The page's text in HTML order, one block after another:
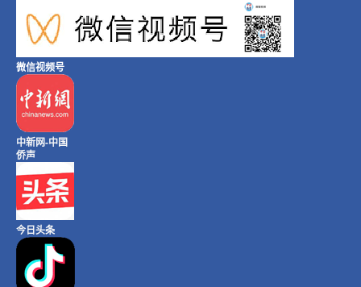
微信视频号
中新网-中国
侨声
今日头条